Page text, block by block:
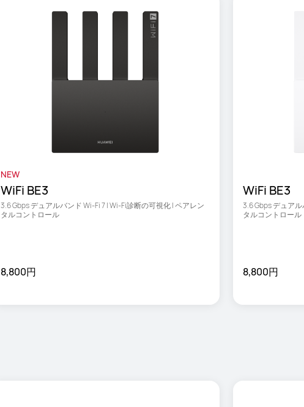
NEW
WiFi BE3
3.6 Gbps デュアルバンド Wi-Fi 7 | Wi-Fi診断の可視化 | ペアレン
タルコントロール
8,800円
WiFi BE3
3.6 Gbps デュア
タルコントロール
8,800円